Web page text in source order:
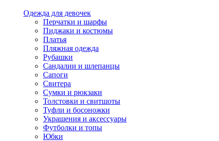
Одежда для девочек
Перчатки и шарфы
Пиджаки и костюмы
Платья
Пляжная одежда
Рубашки
Сандалии и шлепанцы
Сапоги
Свитера
Сумки и рюкзаки
Толстовки и свитшоты
Туфли и босоножки
Украшения и аксессуары
Футболки и топы
Юбки